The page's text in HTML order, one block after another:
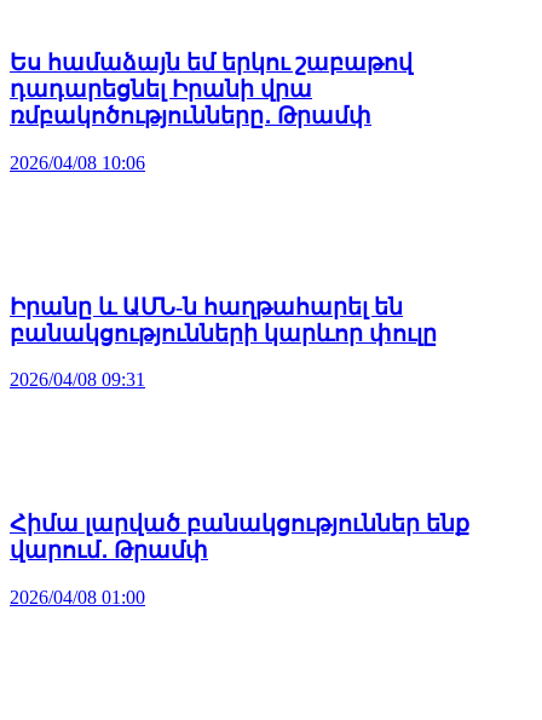
Ես համաձայն եմ երկու շաբաթով
դադարեցնել Իրանի վրա
ռմբակոծությունները․ Թրամփ
2026/04/08 10:06
Իրանը և ԱՄՆ-ն հաղթահարել են
բանակցությունների կարևոր փուլը
2026/04/08 09:31
Հիմա լարված բանակցություններ ենք
վարում․ Թրամփ
2026/04/08 01:00